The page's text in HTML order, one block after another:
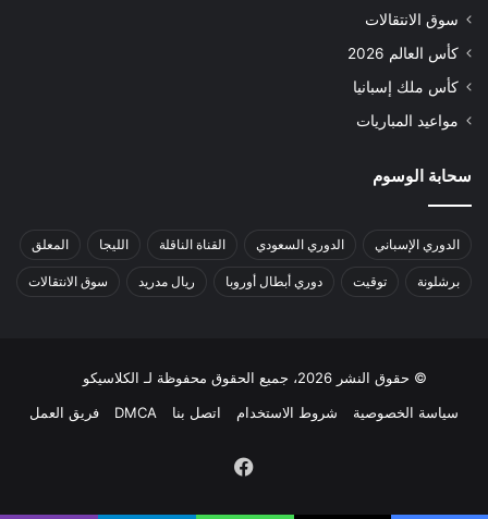
سوق الانتقالات
كأس العالم 2026
كأس ملك إسبانيا
مواعيد المباريات
سحابة الوسوم
الدوري الإسباني الدوري السعودي القناة الناقلة الليجا المعلق
برشلونة توقيت دوري أبطال أوروبا ريال مدريد سوق الانتقالات
© حقوق النشر 2026، جميع الحقوق محفوظة لـ الكلاسيكو
سياسة الخصوصية
شروط الاستخدام اتصل بنا DMCA فريق العمل
فيسبوك